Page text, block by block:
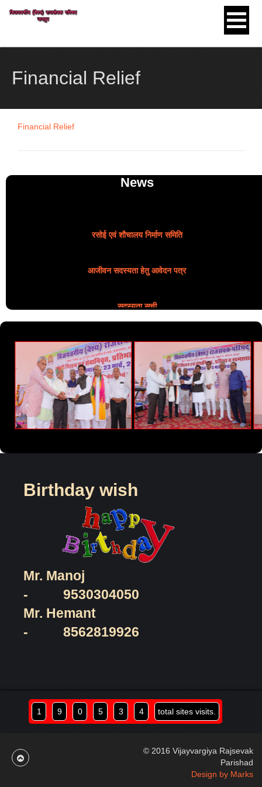
Financial Relief
Financial Relief
News
रसोई एवं शौचालय निर्माण समिति
आजीवन सदस्यता हेतु आवेदन पत्र
सदस्यता सूची
Birthday wish
Mr. Manoj
-
9530304050
Mr. Hemant
-
8562819926
1 9 0 5 3 4 total sites visits.
© 2016 Vijayvargiya Rajsevak
Parishad
Design by Marks